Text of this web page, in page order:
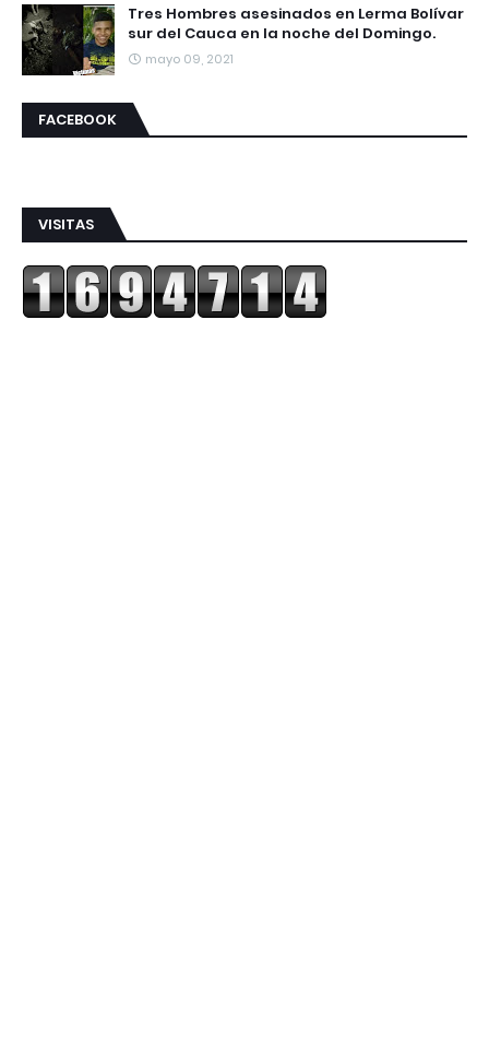
Tres Hombres asesinados en Lerma Bolívar
sur del Cauca en la noche del Domingo.
mayo 09, 2021
FACEBOOK
VISITAS